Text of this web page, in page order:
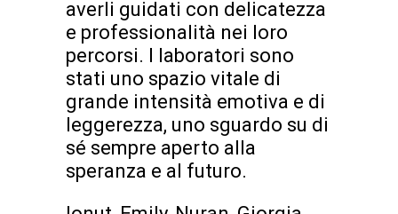
averli guidati con delicatezza
e professionalità nei loro
percorsi. I laboratori sono
stati uno spazio vitale di
grande intensità emotiva e di
leggerezza, uno sguardo su di
sé sempre aperto alla
speranza e al futuro.